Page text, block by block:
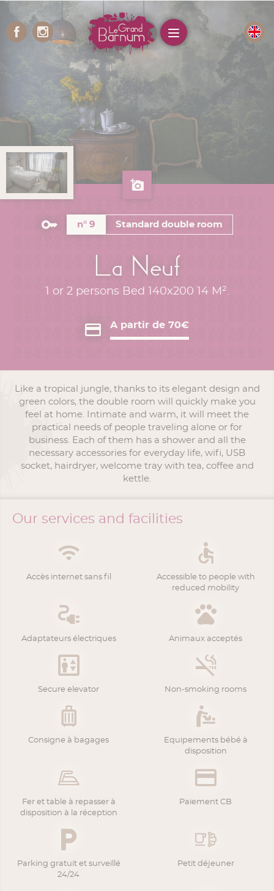
n° 9 Standard double room
La Neuf
1 or 2 persons Bed 140x200 14 M².
A partir de 70€
Like a tropical jungle, thanks to its elegant design and
green colors, the double room will quickly make you
feel at home. Intimate and warm, it will meet the
practical needs of people traveling alone or for
business. Each of them has a shower and all the
necessary accessories for everyday life, wifi, USB
socket, hairdryer, welcome tray with tea, coffee and
kettle.
Our services and facilities
Accès internet sans fil
Accessible to people with
reduced mobility
Adaptateurs électriques Animaux acceptés
Secure elevator Non-smoking rooms
Consigne à bagages
Equipements bébé à
disposition
Fer et table à repasser à
disposition à la réception
Paiement CB
Parking gratuit et surveillé
24/24
Petit déjeuner
Menu
Cookies management panel